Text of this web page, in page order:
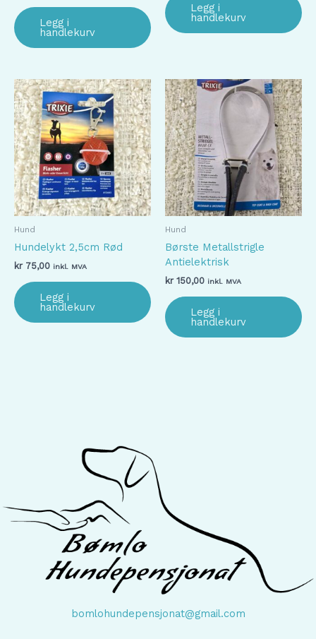
Legg i
handlekurv
Legg i
handlekurv
Hund
Hundelykt 2,5cm Rød
kr 75,00 inkl. MVA
Legg i
handlekurv
Hund
Børste Metallstrigle
Antielektrisk
kr 150,00 inkl. MVA
Legg i
handlekurv
bomlohundepensjonat@gmail.com